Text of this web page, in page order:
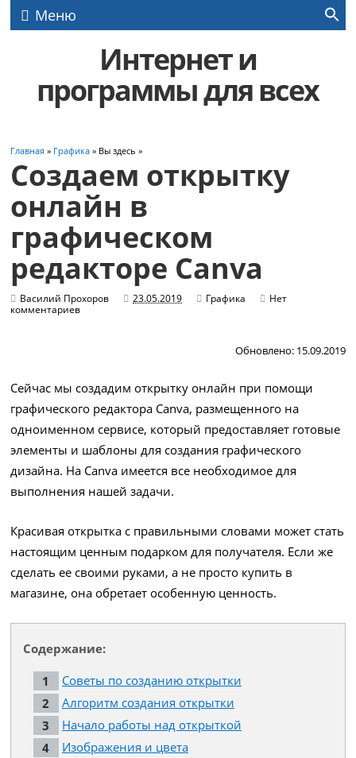
Меню
Интернет и
программы для всех
Главная » Графика » Вы здесь »
Создаем открытку
онлайн в
графическом
редакторе Canva
Василий Прохоров 23.05.2019 Графика
Нет
комментариев
Обновлено: 15.09.2019
Сейчас мы создадим открытку онлайн при помощи
графического редактора Canva, размещенного на
одноименном сервисе, который предоставляет готовые
элементы и шаблоны для создания графического
дизайна. На Canva имеется все необходимое для
выполнения нашей задачи.
Красивая открытка с правильными словами может стать
настоящим ценным подарком для получателя. Если же
сделать ее своими руками, а не просто купить в
магазине, она обретает особенную ценность.
Содержание:
Советы по созданию открытки
Алгоритм создания открытки
Начало работы над открыткой
Изображения и цвета